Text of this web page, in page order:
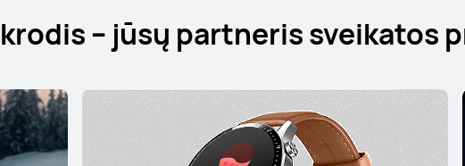
– jūsų partneris sveikatos